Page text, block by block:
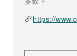
https://